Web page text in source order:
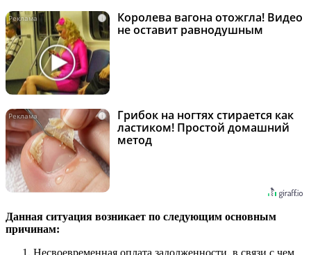
i
Королева вагона отожгла! Видео
не оставит равнодушным
i
Грибок на ногтях стирается как
ластиком! Простой домашний
метод
Данная ситуация возникает по следующим основным
причинам:
Несвоевременная оплата задолженности, в связи с чем